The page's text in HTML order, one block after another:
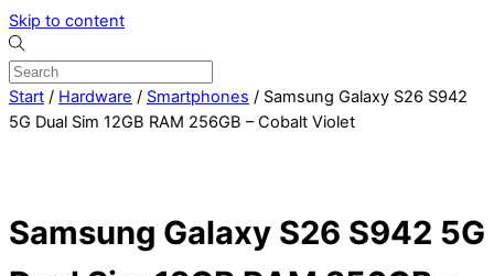
Skip to content
Start / Hardware / Smartphones / Samsung Galaxy S26 S942
5G Dual Sim 12GB RAM 256GB – Cobalt Violet
Samsung Galaxy S26 S942 5G